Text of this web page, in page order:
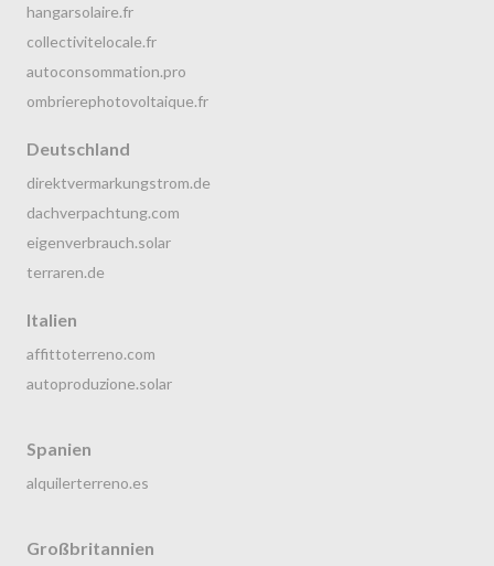
hangarsolaire.fr
collectivitelocale.fr
autoconsommation.pro
ombrierephotovoltaique.fr
Deutschland
direktvermarkungstrom.de
dachverpachtung.com
eigenverbrauch.solar
terraren.de
Italien
affittoterreno.com
autoproduzione.solar
Spanien
alquilerterreno.es
Großbritannien